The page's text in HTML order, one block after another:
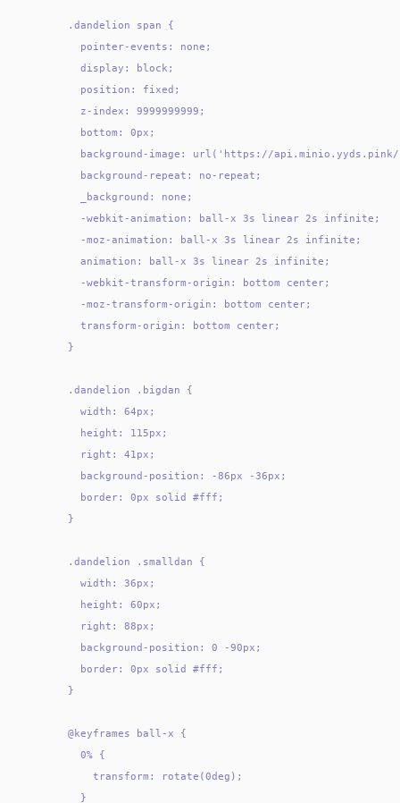
  .dandelion span {
    pointer-events: none;
    display: block;
    position: fixed;
    z-index: 9999999999;
    bottom: 0px;
background-image: url('https://
    background-repeat: no-repeat;
    _background: none;
    -webkit-animation: ball-x 3s linear 2s infinite;
    -moz-animation: ball-x 3s linear 2s infinite;
    animation: ball-x 3s linear 2s infinite;
    -webkit-transform-origin: bottom center;
    -moz-transform-origin: bottom center;
    transform-origin: bottom center;
  }
  .dandelion .bigdan {
    width: 64px;
    height: 115px;
    right: 41px;
    background-position: -86px -36px;
    border: 0px solid #fff;
  }
  .dandelion .smalldan {
    width: 36px;
    height: 60px;
    right: 88px;
    background-position: 0 -90px;
    border: 0px solid #fff;
  }
  @keyframes ball-x {
    0% {
      transform: rotate(0deg);
    }